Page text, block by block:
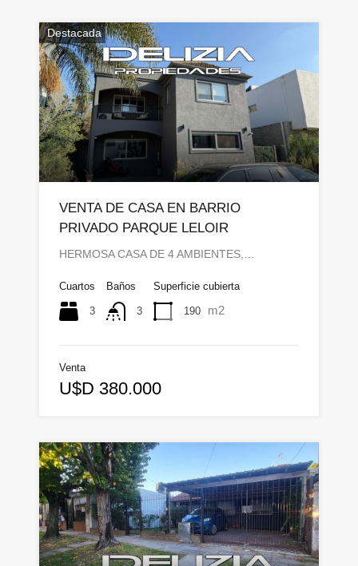
Destacada
VENTA DE CASA EN BARRIO
PRIVADO PARQUE LELOIR
HERMOSA CASA DE 4 AMBIENTES,…
Cuartos
3
Baños
3
Superficie cubierta
190 m2
Venta
U$D 380.000